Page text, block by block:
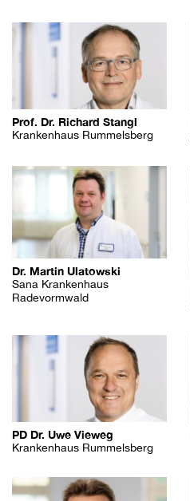
Prof. Dr. Richard Stangl
Krankenhaus Rummelsberg
Dr. Martin Ulatowski
Sana Krankenhaus
Radevormwald
PD Dr. Uwe Vieweg
Krankenhaus Rummelsberg